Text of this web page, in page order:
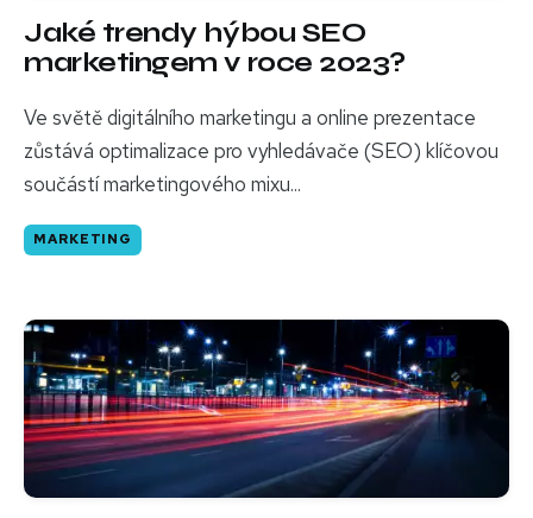
Jaké trendy hýbou SEO
marketingem v roce 2023?
Ve světě digitálního marketingu a online prezentace
zůstává optimalizace pro vyhledávače (SEO) klíčovou
součástí marketingového mixu...
MARKETING